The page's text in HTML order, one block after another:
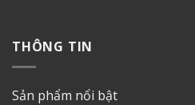
THÔNG TIN
Sản phẩm nổi bật